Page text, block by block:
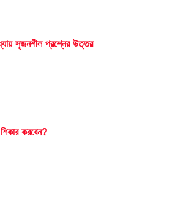
সৃজনশীল প্রশ্নের উত্তর
করবেন?